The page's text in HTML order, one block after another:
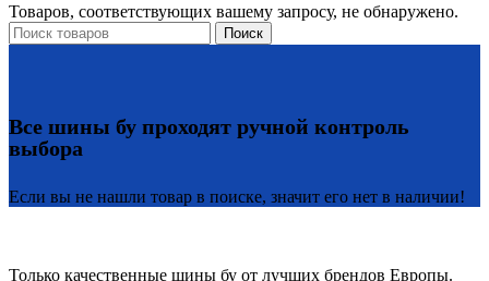
Товаров, соответствующих вашему запросу, не обнаружено.
Поиск
Все шины бу проходят ручной контроль
выбора
Если вы не нашли товар в поиске, значит его нет в наличии!
Только качественные шины бу от лучших брендов Европы.